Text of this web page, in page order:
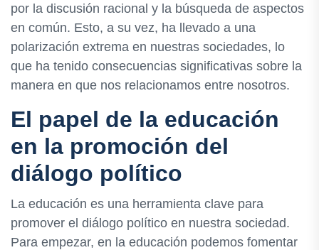
por la discusión racional y la búsqueda de aspectos
en común. Esto, a su vez, ha llevado a una
polarización extrema en nuestras sociedades, lo
que ha tenido consecuencias significativas sobre la
manera en que nos relacionamos entre nosotros.
El papel de la educación
en la promoción del
diálogo político
La educación es una herramienta clave para
promover el diálogo político en nuestra sociedad.
Para empezar, en la educación podemos fomentar